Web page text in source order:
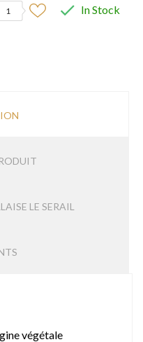
1  In Stock
LE SERAIL
végétale